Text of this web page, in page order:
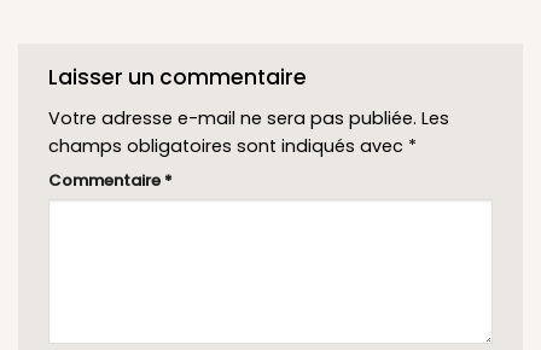
Laisser un commentaire
Votre adresse e-mail ne sera pas publiée. Les
champs obligatoires sont indiqués avec *
Commentaire *